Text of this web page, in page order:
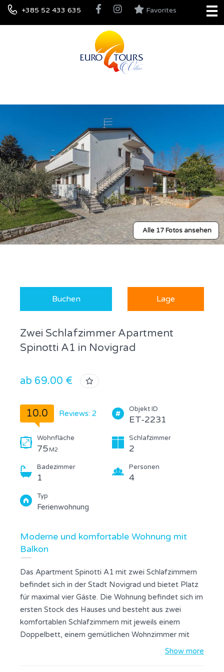
+385 52 433 635 Favorites
Alle 17 Fotos ansehen
Buchen Lage
Zwei Schlafzimmer Apartment
Spinotti A1 in Novigrad
ab 69.00 €
10.0 Reviews: 2 Objekt ID
ET-2231
Wohnfläche
75 M2
Schlafzimmer
2
Badezimmer
1
Personen
4
Typ
Ferienwohnung
Moderne und komfortable Wohnung mit
Balkon
Das Apartment Spinotti A1 mit zwei Schlafzimmern
befindet sich in der Stadt Novigrad und bietet Platz
für maximal vier Gäste. Die Wohnung befindet sich im
ersten Stock des Hauses und besteht aus zwei
komfortablen Schlafzimmern mit jeweils einem
Doppelbett, einem gemütlichen Wohnzimmer mit
Essbereich, einer ausgestatteten Küche mitShow more